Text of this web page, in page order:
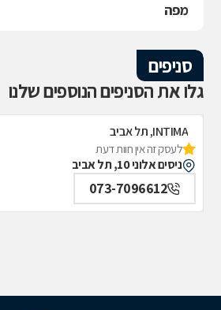
מפה
סניפים
גלו את הסניפים הנוספים שלנו
INTIMA, תל אביב
לעסק זה אין חוות דעת
ניסים אלוני 10, תל אביב
073-7096612